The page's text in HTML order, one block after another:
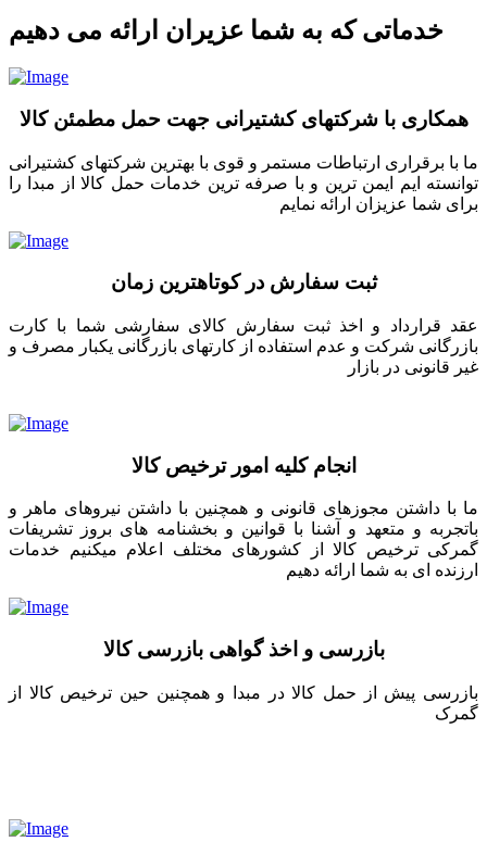
خدماتی که به شما عزیران ارائه می دهیم
همکاری با شرکتهای کشتیرانی جهت حمل مطمئن کالا
ما با برقراری ارتباطات مستمر و قوی با بهترین شرکتهای کشتیرانی
توانسته ایم ایمن ترین و با صرفه ترین خدمات حمل کالا از مبدا را
برای شما عزیزان ارائه نمایم
ثبت سفارش در کوتاهترین زمان
عقد قرارداد و اخذ ثبت سفارش کالای سفارشی شما با کارت
بازرگانی شرکت و عدم استفاده از کارتهای بازرگانی یکبار مصرف و
غیر قانونی در بازار
انجام کلیه امور ترخیص کالا
ما با داشتن مجوزهای قانونی و همچنین با داشتن نیروهای ماهر و
باتجربه و متعهد و آشنا با قوانین و بخشنامه های بروز تشریفات
گمرکی ترخیص کالا از کشورهای مختلف اعلام میکنیم خدمات
ارزنده ای به شما ارائه دهیم
بازرسی و اخذ گواهی بازرسی کالا
بازرسی پیش از حمل کالا در مبدا و همچنین حین ترخیص کالا از
گمرک